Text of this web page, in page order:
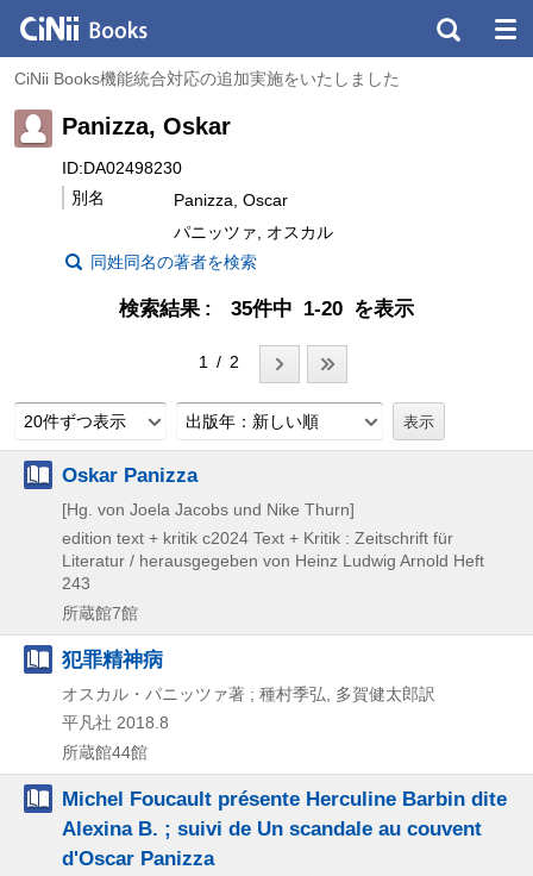
CiNii Books機能統合対応の追加実施をいたしました
Panizza, Oskar
ID:DA02498230
別名
Panizza, Oscar
パニッツァ, オスカル
同姓同名の著者を検索
検索結果 35件中 1-20 を表示
1 / 2
20件ずつ表示 出版年：新しい順
Oskar Panizza
[Hg. von Joela Jacobs und Nike Thurn]
edition text + kritik c2024 Text + Kritik : Zeitschrift für
Literatur / herausgegeben von Heinz Ludwig Arnold Heft
243
所蔵館7館
犯罪精神病
オスカル・パニッツァ著 ; 種村季弘, 多賀健太郎訳
平凡社 2018.8
所蔵館44館
Michel Foucault présente Herculine Barbin dite
Alexina B. ; suivi de Un scandale au couvent
d'Oscar Panizza